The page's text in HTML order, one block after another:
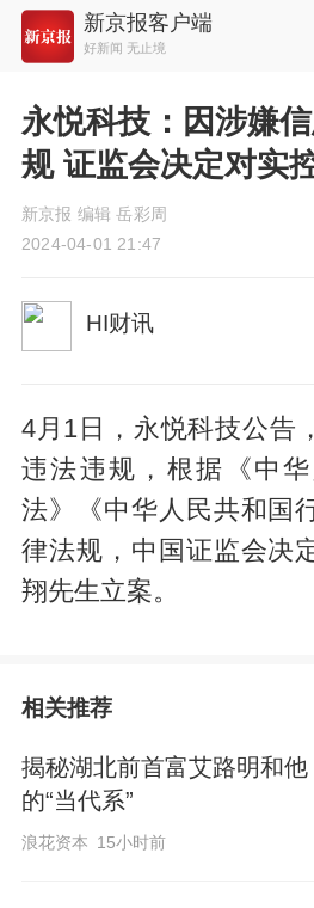
新京报客户端
好新闻 无止境
永悦科技：因涉嫌
规 证监会决定对实
新京报 编辑 岳彩周
2024-04-01 21:47
HI财讯
4月1日，永悦科技公告
违法违规，根据《中
法》《中华人民共和国
律法规，中国证监会决
翔先生立案。
相关推荐
揭秘湖北前首富艾路明和他
的“当代系”
浪花资本 15小时前